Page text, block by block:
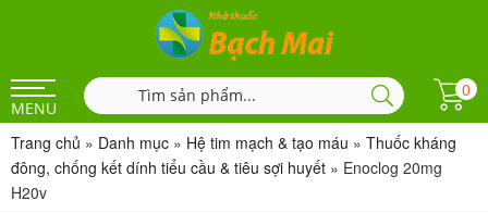
MENU
0
Trang chủ » Danh mục » Hệ tim mạch & tạo máu » Thuốc kháng
đông, chống kết dính tiểu cầu & tiêu sợi huyết » Enoclog 20mg
H20v